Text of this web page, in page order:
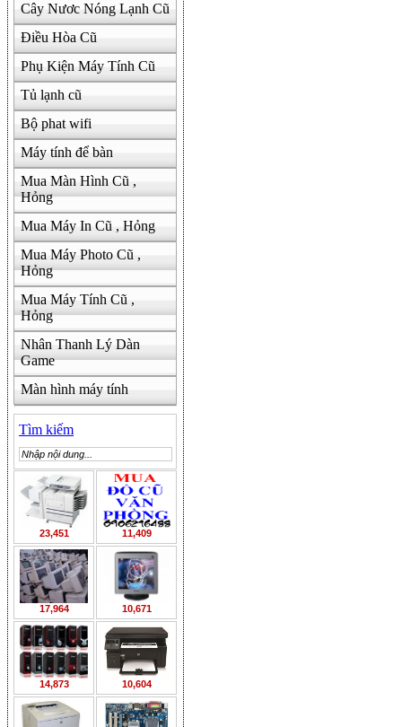
Cây Nươc Nóng Lạnh Cũ
Điều Hòa Cũ
Phụ Kiện Máy Tính Cũ
Tủ lạnh cũ
Bộ phat wifi
Máy tính để bàn
Mua Màn Hình Cũ ,
Hỏng
Mua Máy In Cũ , Hỏng
Mua Máy Photo Cũ ,
Hỏng
Mua Máy Tính Cũ ,
Hỏng
Nhân Thanh Lý Dàn
Game
Màn hình máy tính
Tìm kiếm
23,451 11,409
17,964 10,671
14,873 10,604